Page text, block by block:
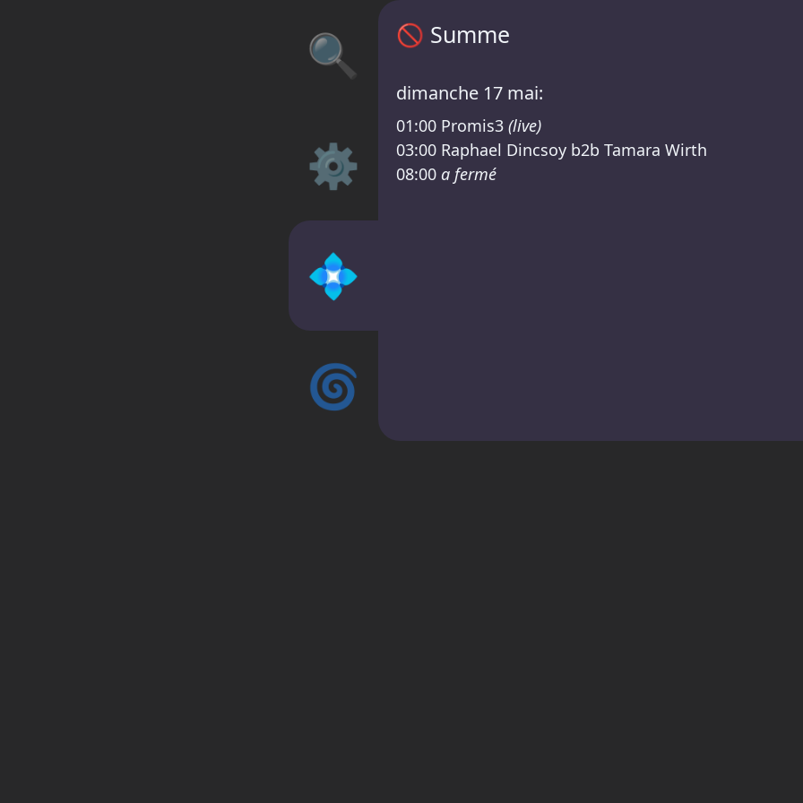
🔍
⚙️
💠
🌀
Programme Summe – Hyper Dreams X Future Trance RSO
🚫 Summe
dimanche 17 mai:
01:00 Promis3 (live)
03:00 Raphael Dincsoy b2b Tamara Wirth
08:00 a fermé